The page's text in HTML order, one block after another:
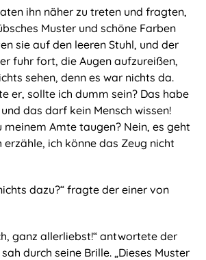
ihn näher zu treten und fragten,
Muster und schöne Farben
sie auf den leeren Stuhl, und der
fuhr fort, die Augen aufzureißen,
sehen, denn es war nichts da.
er, sollte ich dumm sein? Das habe
das darf kein Mensch wissen!
meinem Amte taugen? Nein, es geht
erzähle, ich könne das Zeug nicht
dazu?“ fragte der einer von
ganz allerliebst!“ antwortete der
durch seine Brille. „Dieses Muster